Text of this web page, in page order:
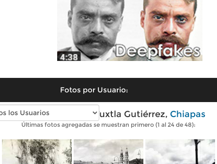
Fotos por Usuario:
Fotos antiguas de Tuxtla Gutiérrez, Chiapas
Últimas fotos agregadas se muestran primero (1 al 24 de 48):